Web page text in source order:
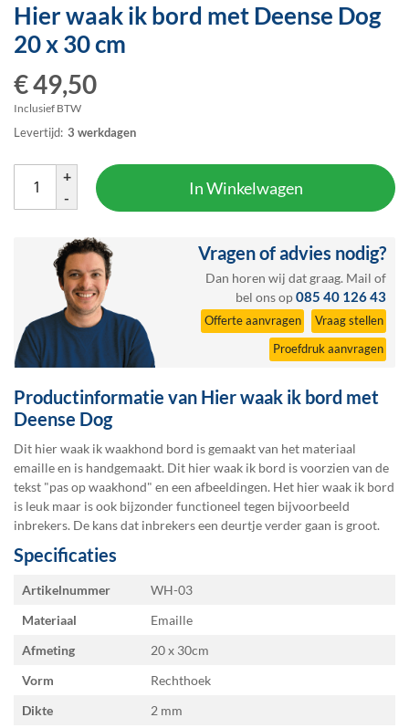
Ga
naar
het
van
de
afbeeldingen-
Hier waak ik bord met Deense Dog
20 x 30 cm
€ 49,50
Inclusief BTW
Levertijd: 3 werkdagen
Vragen of advies nodig?
Dan horen wij dat graag. Mail of
bel ons op085 40 126 43
Offerte aanvragen
Vraag stellen
Proefdruk aanvragen
+
-
In Winkelwagen
Productinformatie van Hier waak ik bord met
Deense Dog
Dit hier waak ik waakhond bord is gemaakt van het materiaal
emaille en is handgemaakt. Dit hier waak ik bord is voorzien van de
tekst "pas op waakhond" en een afbeeldingen. Het hier waak ik bord
is leuk maar is ook bijzonder functioneel tegen bijvoorbeeld
inbrekers. De kans dat inbrekers een deurtje verder gaan is groot.
Specificaties
Specificaties
Artikelnummer
WH-03
Materiaal
Emaille
Afmeting
20 x 30
Vorm
Rechthoek
Dikte
2 mm